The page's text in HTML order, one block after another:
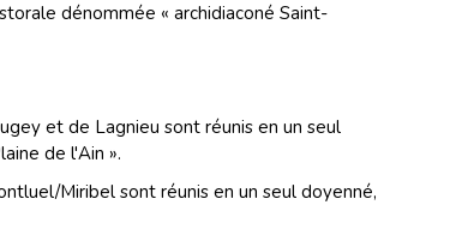
dénommée « archidiaconé Saint-
et de Lagnieu sont réunis en un seul
de l'Ain ».
Miribel sont réunis en un seul doyenné,